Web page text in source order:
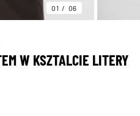
01 06
W KSZTALCIE LITERY